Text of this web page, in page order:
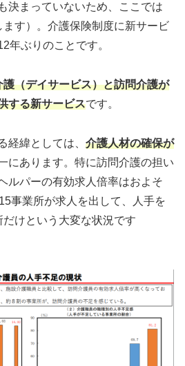
決まっていないため、ここでは
ます）。介護保険制度に新サービ
年ぶりのことです。
（デイサービス）と訪問介護が
する新サービスです。
経緯としては、 介護人材の確保が
にあります。特に訪問介護の担い
ルパーの有効求人倍率はおよそ
事業所が求人を出して、人手を
けという大変な状況です